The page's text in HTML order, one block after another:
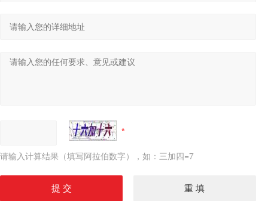
请输入计算结果（填写阿拉伯数字），如：三加四=7